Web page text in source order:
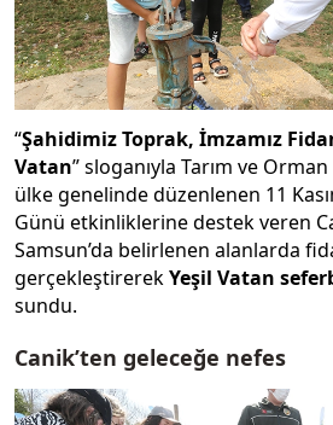
“Şahidimiz Toprak, İmzamız
Vatan” sloganıyla Tarım ve
ülke genelinde düzenlenen 11
Günü etkinliklerine destek veren
Samsun’da belirlenen alanlarda
gerçekleştirerekYeşil Vatan
sundu.
Canik’ten geleceğe nefes